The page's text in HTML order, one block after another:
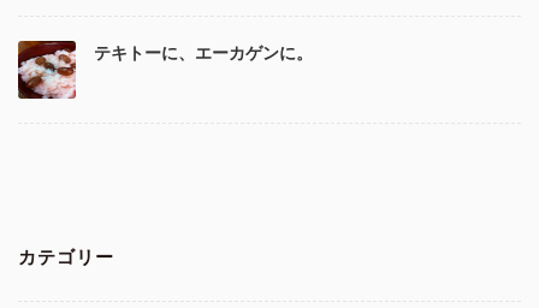
テキトーに、エーカゲンに。
カテゴリー